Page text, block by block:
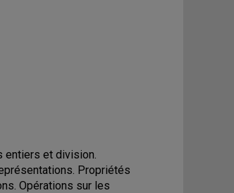
entiers et division.
Propriétés
Opérations sur les